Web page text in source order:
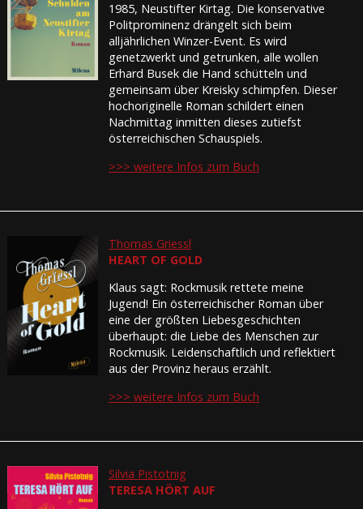
1985, Neustifter Kirtag. Die konservative
Politprominenz drängelt sich beim
alljährlichen Winzer-Event. Es wird
genetzwerkt und getrunken, alle wollen
Erhard Busek die Hand schütteln und
gemeinsam über Kreisky schimpfen. Dieser
hochoriginelle Roman schildert einen
Nachmittag inmitten dieses zutiefst
österreichischen Schauspiels.
>>> weitere Infos zum Buch
Thomas Griessl
HEART OF GOLD
Klaus sagt: Rockmusik rettete meine
Jugend! Ein österreichischer Roman über
eine der größten Liebesgeschichten
überhaupt: die Liebe des Menschen zur
Rockmusik. Leidenschaftlich und reflektiert
aus der Provinz heraus erzählt.
>>> weitere Infos zum Buch
Silvia Pistotnig
TERESA HÖRT AUF